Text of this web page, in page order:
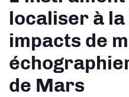
localiser à la
impacts de
de Mars